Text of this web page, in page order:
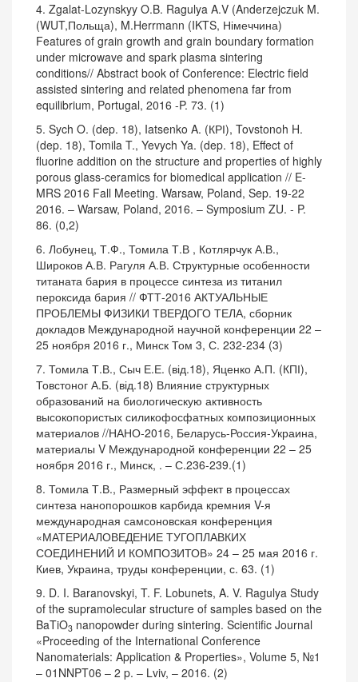
4. Zgalat-Lozynskyy O.B. Ragulya A.V (Anderzejczuk M.
(WUT,Польща), M.Herrmann (IKTS, Німеччина)
Features of grain growth and grain boundary formation
under microwave and spark plasma sintering
conditions// Abstract book of Conference: Electric field
assisted sintering and related phenomena far from
equilibrium, Portugal, 2016 -P. 73. (1)
5. Sych O. (dep. 18), Iatsenko A. (КРІ), Tovstonoh H.
(dep. 18), Tomila T., Yevych Ya. (dep. 18), Effect of
fluorine addition on the structure and properties of highly
porous glass-ceramics for biomedical application // E-
MRS 2016 Fall Meeting. Warsaw, Poland, Sep. 19-22
2016. – Warsaw, Poland, 2016. – Symposium ZU. - P.
86. (0,2)
6. Лобунец, Т.Ф., Томила Т.В , Котлярчук А.В.,
Широков А.В. Рагуля А.В. Структурные особенности
титаната бария в процессе синтеза из титанил
пероксида бария // ФТТ-2016 АКТУАЛЬНЫЕ
ПРОБЛЕМЫ ФИЗИКИ ТВЕРДОГО ТЕЛА, сборник
докладов Международной научной конференции 22 –
25 ноября 2016 г., Минск Том 3, С. 232-234 (3)
7. Томила Т.В., Сыч Е.Е. (від.18), Яценко А.П. (КПІ),
Товстоног А.Б. (від.18) Влияние структурных
образований на биологическую активность
высокопористых силикофосфатных композиционных
материалов //НАНО-2016, Беларусь-Россия-Украина,
материалы V Международной конференции 22 – 25
ноября 2016 г., Минск, . – С.236-239.(1)
8. Томила Т.В., Размерный эффект в процессах
синтеза нанопорошков карбида кремния V-я
международная самсоновская конференция
«МАТЕРИАЛОВЕДЕНИЕ ТУГОПЛАВКИХ
СОЕДИНЕНИЙ И КОМПОЗИТОВ» 24 – 25 мая 2016 г.
Киев, Украина, труды конференции, с. 63. (1)
9. D. I. Baranovskyi, T. F. Lobunets, A. V. Ragulya Study
of the supramolecular structure of samples based on the
BaTiO3 nanopowder during sintering. Scientific Journal
«Proceeding of the International Conference
Nanomaterials: Application & Properties», Volume 5, №1
– 01NNPT06 – 2 p. – Lviv, – 2016. (2)